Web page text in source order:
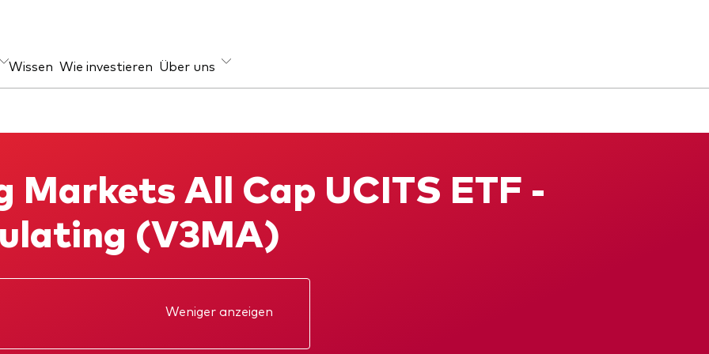
Regional
ESG
Wissen Wie investieren Über uns
Markets All Cap UCITS ETF -
(V3MA)
Weniger anzeigen
Jahresbericht